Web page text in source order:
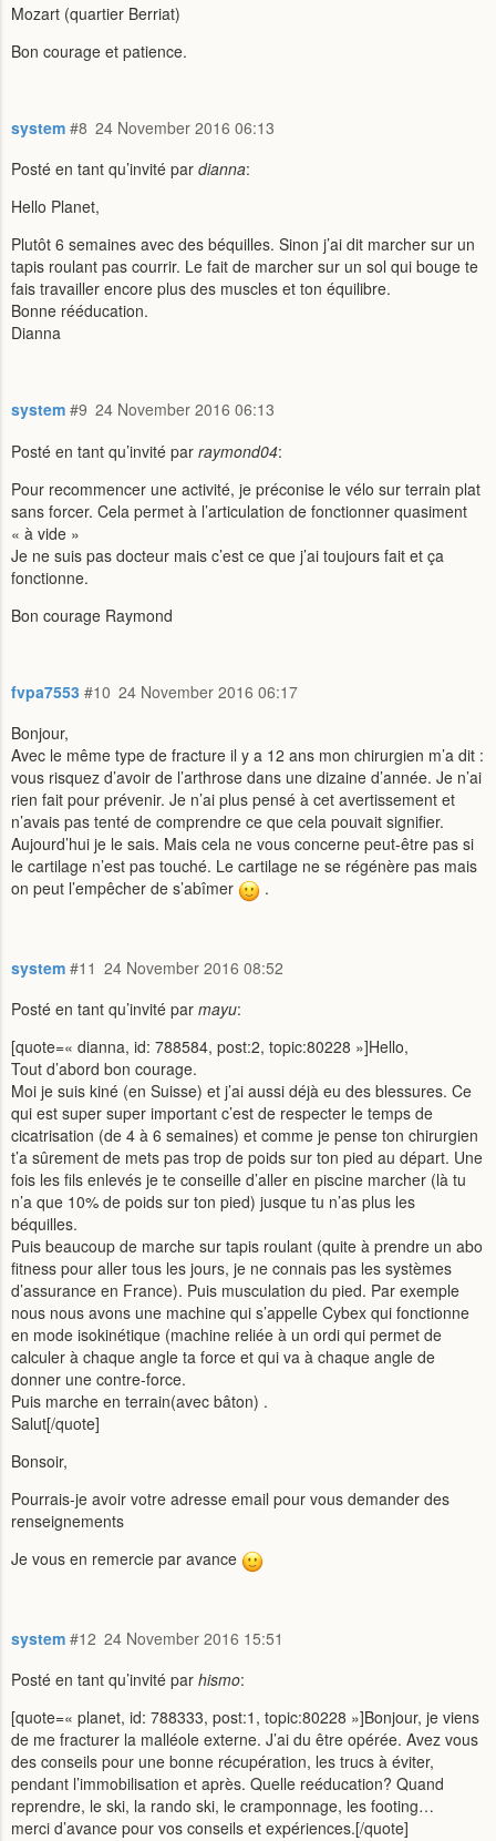
Mozart (quartier Berriat)
Bon courage et patience.
system 24 November 2016 06:13
#8
Posté en tant qu’invité par dianna:
Hello Planet,
Plutôt 6 semaines avec des béquilles. Sinon j’ai dit marcher sur un
tapis roulant pas courrir. Le fait de marcher sur un sol qui bouge te
fais travailler encore plus des muscles et ton équilibre.
Bonne rééducation.
Dianna
system 24 November 2016 06:13
#9
Posté en tant qu’invité par raymond04:
Pour recommencer une activité, je préconise le vélo sur terrain plat
sans forcer. Cela permet à l’articulation de fonctionner quasiment
« à vide »
Je ne suis pas docteur mais c’est ce que j’ai toujours fait et ça
fonctionne.
Bon courage Raymond
fvpa7553 24 November 2016 06:17
#10
Bonjour,
Avec le même type de fracture il y a 12 ans mon chirurgien m’a dit :
vous risquez d’avoir de l’arthrose dans une dizaine d’année. Je n’ai
rien fait pour prévenir. Je n’ai plus pensé à cet avertissement et
n’avais pas tenté de comprendre ce que cela pouvait signifier.
Aujourd’hui je le sais. Mais cela ne vous concerne peut-être pas si
le cartilage n’est pas touché. Le cartilage ne se régénère pas mais
on peut l’empêcher de s’abîmer
.
system 24 November 2016 08:52
#11
Posté en tant qu’invité par mayu:
[quote=« dianna, id: 788584, post:2, topic:80228 »]Hello,
Tout d’abord bon courage.
Moi je suis kiné (en Suisse) et j’ai aussi déjà eu des blessures. Ce
qui est super super important c’est de respecter le temps de
cicatrisation (de 4 à 6 semaines) et comme je pense ton chirurgien
t’a sûrement de mets pas trop de poids sur ton pied au départ. Une
fois les fils enlevés je te conseille d’aller en piscine marcher (là tu
n’a que 10% de poids sur ton pied) jusque tu n’as plus les
béquilles.
Puis beaucoup de marche sur tapis roulant (quite à prendre un abo
fitness pour aller tous les jours, je ne connais pas les systèmes
d’assurance en France). Puis musculation du pied. Par exemple
nous nous avons une machine qui s’appelle Cybex qui fonctionne
en mode isokinétique (machine reliée à un ordi qui permet de
calculer à chaque angle ta force et qui va à chaque angle de
donner une contre-force.
Puis marche en terrain(avec bâton) .
Salut[/quote]
Bonsoir,
Pourrais-je avoir votre adresse email pour vous demander des
renseignements
Je vous en remercie par avance
system 24 November 2016 15:51
#12
Posté en tant qu’invité par hismo:
[quote=« planet, id: 788333, post:1, topic:80228 »]Bonjour, je viens
de me fracturer la malléole externe. J’ai du être opérée. Avez vous
des conseils pour une bonne récupération, les trucs à éviter,
pendant l’immobilisation et après. Quelle reéducation? Quand
reprendre, le ski, la rando ski, le cramponnage, les footing…
merci d’avance pour vos conseils et expériences.[/quote]